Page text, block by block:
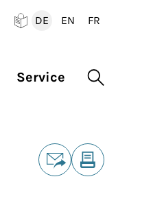
DE
EN
FR
Service Suche